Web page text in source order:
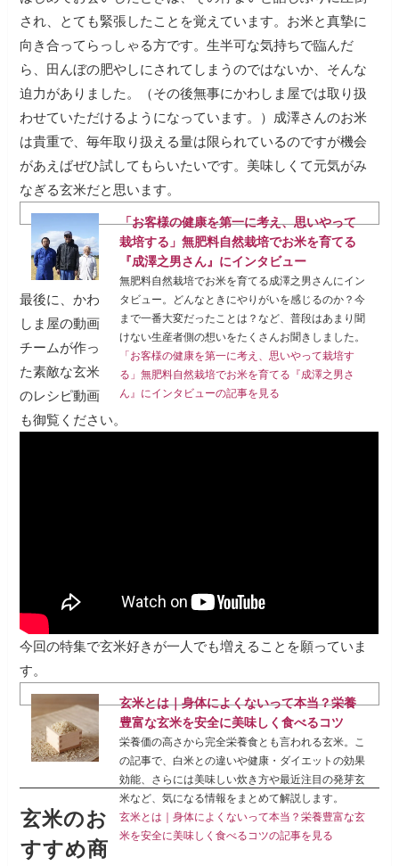
され、とても緊張したことを覚えています。お米と真摯に
向き合ってらっしゃる方です。生半可な気持ちで臨んだ
ら、田んぼの肥やしにされてしまうのではないか、そんな
迫力がありました。（その後無事にかわしま屋では取り扱
わせていただけるようになっています。）成澤さんのお米
は貴重で、毎年取り扱える量は限られているのですが機会
があえばぜひ試してもらいたいです。美味しくて元気がみ
なぎる玄米だと思います。
「お客様の健康を第一に考え、思いやって
栽培する」無肥料自然栽培でお米を育てる
『成澤之男さん』にインタビュー
無肥料自然栽培でお米を育てる成澤之男さんにイン
タビュー。どんなときにやりがいを感じるのか？今
まで一番大変だったことは？など、普段はあまり聞
けない生産者側の想いをたくさんお聞きしました。
「お客様の健康を第一に考え、思いやって栽培す
る」無肥料自然栽培でお米を育てる『成澤之男さ
ん』にインタビューの記事を見る
最後に、かわ
しま屋の動画
チームが作っ
た素敵な玄米
のレシピ動画
も御覧ください。
今回の特集で玄米好きが一人でも増えることを願っていま
す。
玄米とは｜身体によくないって本当？栄養
豊富な玄米を安全に美味しく食べるコツ
栄養価の高さから完全栄養食とも言われる玄米。こ
の記事で、白米との違いや健康・ダイエットの効果
効能、さらには美味しい炊き方や最近注目の発芽玄
米など、気になる情報をまとめて解説します。
玄米とは｜身体によくないって本当？栄養豊富な玄
米を安全に美味しく食べるコツの記事を見る
玄米のお
すすめ商